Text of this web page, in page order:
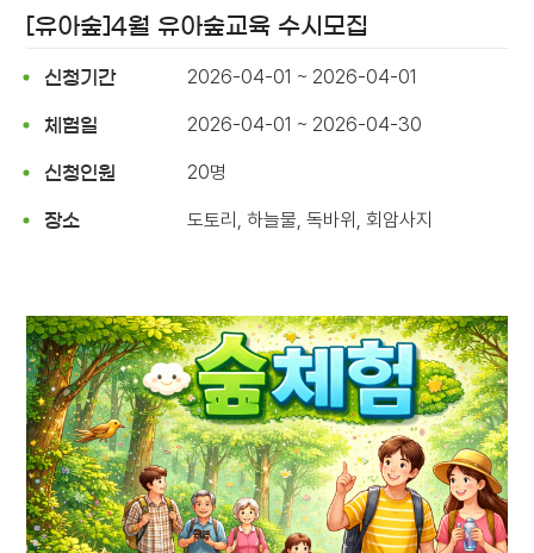
[유아숲]4월 유아숲교육 수시모집
신청기간 2026-04-01 ~ 2026-04-01
체험일 2026-04-01 ~ 2026-04-30
신청인원 20명
장소 도토리, 하늘물, 독바위, 회암사지